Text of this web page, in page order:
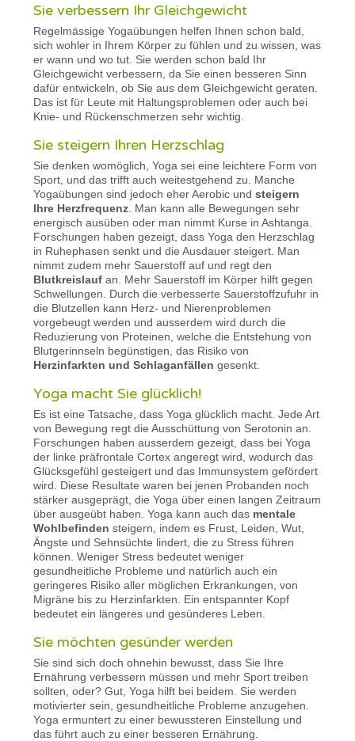
Sie verbessern Ihr Gleichgewicht
Regelmässige Yogaübungen helfen Ihnen schon bald,
sich wohler in Ihrem Körper zu fühlen und zu wissen, was
er wann und wo tut. Sie werden schon bald Ihr
Gleichgewicht verbessern, da Sie einen besseren Sinn
dafür entwickeln, ob Sie aus dem Gleichgewicht geraten.
Das ist für Leute mit Haltungsproblemen oder auch bei
Knie- und Rückenschmerzen sehr wichtig.
Sie steigern Ihren Herzschlag
Sie denken womöglich, Yoga sei eine leichtere Form von
Sport, und das trifft auch weitestgehend zu. Manche
Yogaübungen sind jedoch eher Aerobic undsteigern
Ihre Herzfrequenz . Man kann alle Bewegungen sehr
energisch ausüben oder man nimmt Kurse in Ashtanga.
Forschungen haben gezeigt, dass Yoga den Herzschlag
in Ruhephasen senkt und die Ausdauer steigert. Man
nimmt zudem mehr Sauerstoff auf und regt den
Blutkreislauf an. Mehr Sauerstoff im Körper hilft gegen
Schwellungen. Durch die verbesserte Sauerstoffzufuhr in
die Blutzellen kann Herz- und Nierenproblemen
vorgebeugt werden und ausserdem wird durch die
Reduzierung von Proteinen, welche die Entstehung von
Blutgerinnseln begünstigen, das Risiko von
Herzinfarkten und Schlaganfällen gesenkt.
Yoga macht Sie glücklich!
Es ist eine Tatsache, dass Yoga glücklich macht. Jede Art
von Bewegung regt die Ausschüttung von Serotonin an.
Forschungen haben ausserdem gezeigt, dass bei Yoga
der linke präfrontale Cortex angeregt wird, wodurch das
Glücksgefühl gesteigert und das Immunsystem gefördert
wird. Diese Resultate waren bei jenen Probanden noch
stärker ausgeprägt, die Yoga über einen langen Zeitraum
über ausgeübt haben. Yoga kann auch das mentale
Wohlbefinden steigern, indem es Frust, Leiden, Wut,
Ängste und Sehnsüchte lindert, die zu Stress führen
können. Weniger Stress bedeutet weniger
gesundheitliche Probleme und natürlich auch ein
geringeres Risiko aller möglichen Erkrankungen, von
Migräne bis zu Herzinfarkten. Ein entspannter Kopf
bedeutet ein längeres und gesünderes Leben.
Sie möchten gesünder werden
Sie sind sich doch ohnehin bewusst, dass Sie Ihre
Ernährung verbessern müssen und mehr Sport treiben
sollten, oder? Gut, Yoga hilft bei beidem. Sie werden
motivierter sein, gesundheitliche Probleme anzugehen.
Yoga ermuntert zu einer bewussteren Einstellung und
das führt auch zu einer besseren Ernährung.